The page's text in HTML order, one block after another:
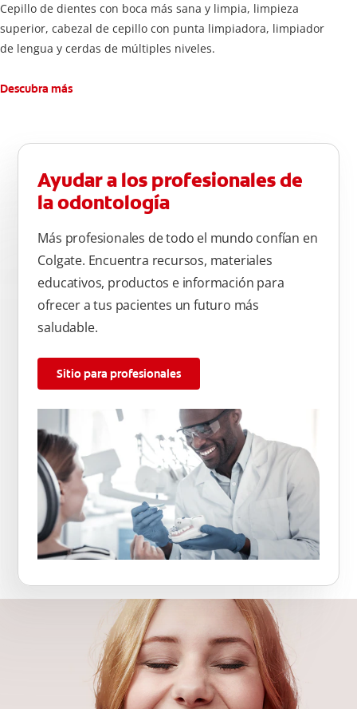
Cepillo de dientes con boca más sana y limpia, limpieza
superior, cabezal de cepillo con punta limpiadora, limpiador
de lengua y cerdas de múltiples niveles.
Descubra más
Ayudar a los profesionales de
la odontología
Más profesionales de todo el mundo confían en
Colgate. Encuentra recursos, materiales
educativos, productos e información para
ofrecer a tus pacientes un futuro más
saludable.
Sitio para profesionales